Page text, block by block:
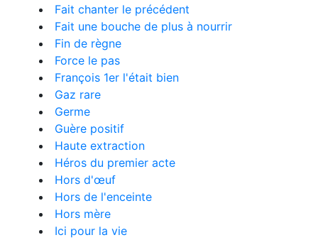
Fait chanter le précédent
Fait une bouche de plus à nourrir
Fin de règne
Force le pas
François 1er l'était bien
Gaz rare
Germe
Guère positif
Haute extraction
Héros du premier acte
Hors d'œuf
Hors de l'enceinte
Hors mère
Ici pour la vie